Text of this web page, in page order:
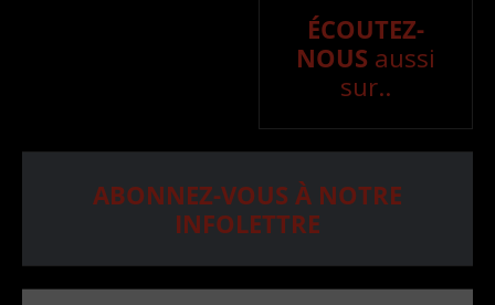
ÉCOUTEZ-
NOUS aussi
sur..
ABONNEZ-VOUS À NOTRE
INFOLETTRE